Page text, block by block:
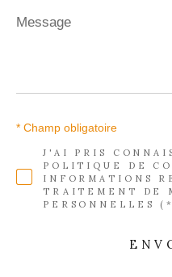
Message
*
J'AI PRIS
POLITIQUE DE
INFORMATIONS
TRAITEMENT DE
PERSONNELLES
* Champ obligatoire